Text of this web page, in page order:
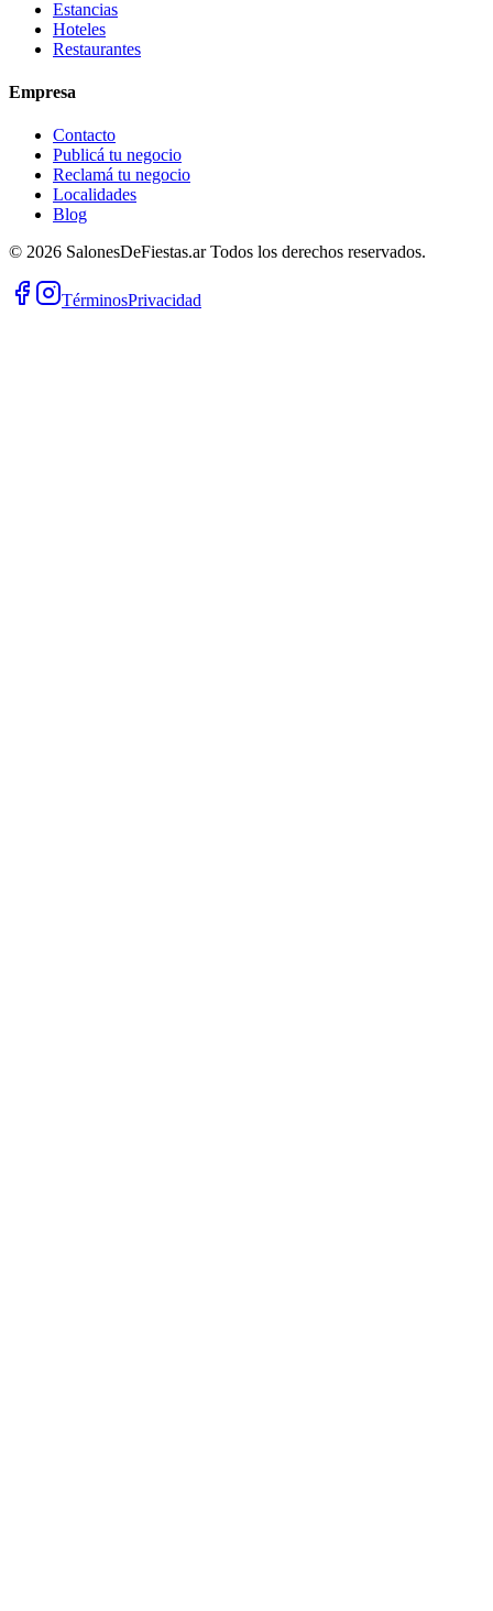
Estancias
Hoteles
Restaurantes
Empresa
Contacto
Publicá tu negocio
Reclamá tu negocio
Localidades
Blog
© 2026 SalonesDeFiestas.arTodos los derechos reservados.
TérminosPrivacidad